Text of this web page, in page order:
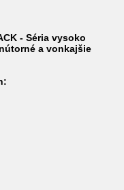
- Séria vysoko
a vonkajšie